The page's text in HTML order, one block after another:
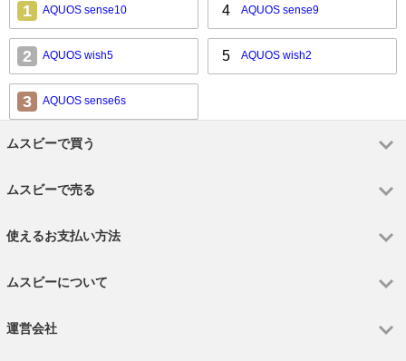
1 AQUOS sense10
2 AQUOS wish5
3 AQUOS sense6s
4 AQUOS sense9
5 AQUOS wish2
ムスビーで買う
ムスビーで売る
使えるお支払い方法
ムスビーについて
運営会社